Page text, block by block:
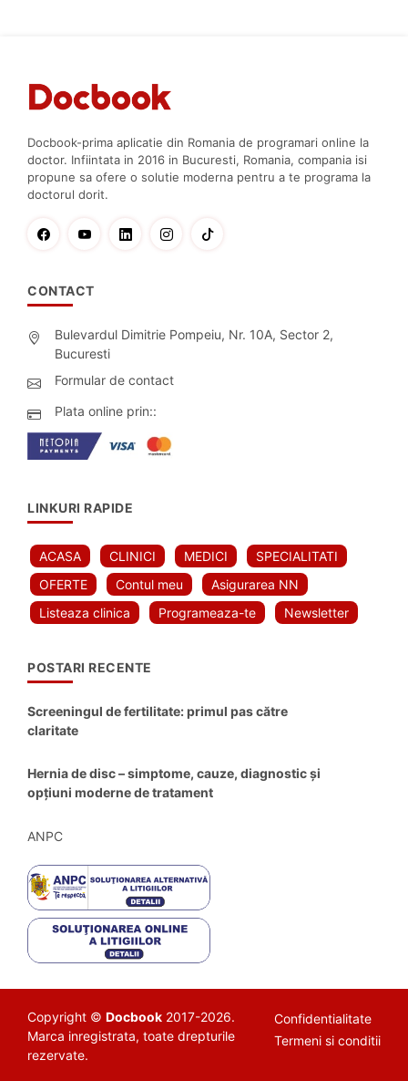
Docbook-prima aplicatie din Romania de programari online la
doctor. Infiintata in 2016 in Bucuresti, Romania, compania isi
propune sa ofere o solutie moderna pentru a te programa la
doctorul dorit.
CONTACT
Bulevardul Dimitrie Pompeiu, Nr. 10A, Sector 2,
Bucuresti
Formular de contact
Plata online prin::
LINKURI RAPIDE
ACASA CLINICI MEDICI
SPECIALITATI
OFERTE
Contul meu
Asigurarea NN
Listeaza clinica
Programeaza-te Newsletter
POSTARI RECENTE
Screeningul de fertilitate: primul pas către
claritate
Hernia de disc – simptome, cauze, diagnostic și
opțiuni moderne de tratament
ANPC
Copyright © Docbook 2017-2026.
Marca inregistrata, toate drepturile
rezervate.
Confidentialitate
Termeni si conditii